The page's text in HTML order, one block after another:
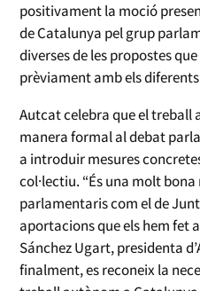
positivament la moció
de Catalunya pel grup
diverses de les propostes
prèviament amb els
Autcat celebra que el treball
manera formal al debat
a introduir mesures
col·lectiu. “És una molt
parlamentaris com el de
aportacions que els hem fet
Sánchez Ugart, presidenta
finalment, es reconeix la